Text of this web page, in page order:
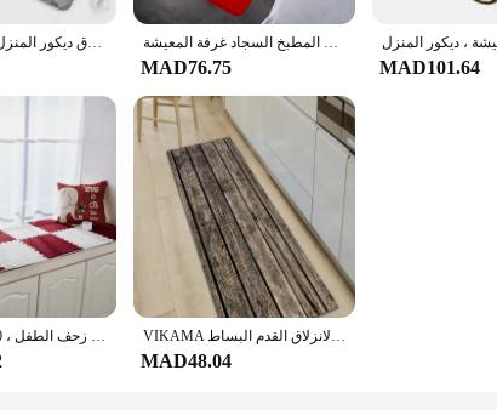
VIKAMA1PC ضوء فاخر دياتومي الطين ماصة الكلمة حصيرة الحمام التجفيف السريع الكلمة حصيرة سجادة باب سجادة ضد الإنزلاق ديكور المنزل المطبخ السجاد غرفة المعيشة D-Ferraris السجاد القدم السجاد مدخل ممسحة غرفة نوم البساط الحصير سجادة ضد الإنزلاق ديكور المنزل المدخل
MAD76.75 MAD101.64
خياطة مربعة سميكة مخملية حصيرة ، سجادة من جلد الغزال ، وسادة رغوة اللغز ، أرضية المنزل ، حصيرة زحف الطفل ، 10 حصيرة أرضية VIKAMA المطبخ الكلمة حصيرة غرفة نوم المنزل مدخل ممسحة غرفة المعيشة ديكور السجاد المدخل باب الحمام عدم الانزلاق القدم البساط
MAD48.04